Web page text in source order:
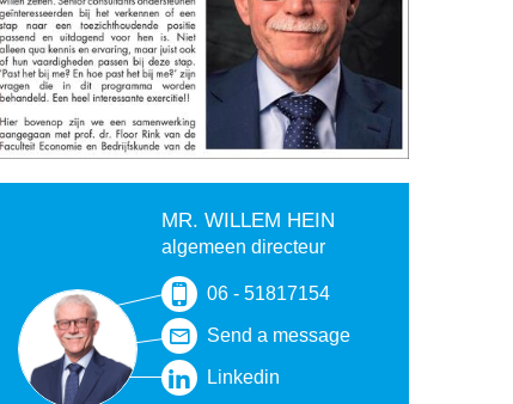
MR. WILLEM HEIN
algemeen directeur
06 - 51817154
Send a message
Linkedin